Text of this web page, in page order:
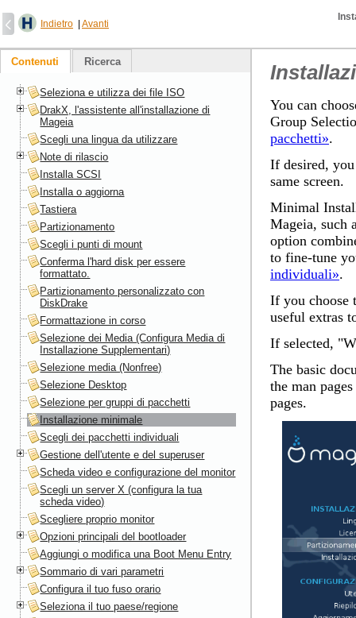
Indietro Avanti
You can
Group
pacchetti».
If desired,
same screen.
Minimal
Mageia, such
option
to fine-tune
individuali».
If you choose
useful extras
If selected,
The basic
the man
pages.
Contenuti Ricerca
Seleziona e utilizza dei file ISO
DrakX, l'assistente all'installazione di
Mageia
Scegli una lingua da utilizzare
Note di rilascio
Installa SCSI
Installa o aggiorna
Tastiera
Partizionamento
Scegli i punti di mount
Conferma l'hard disk per essere
formattato.
Partizionamento personalizzato con
DiskDrake
Formattazione in corso
Selezione dei Media (Configura Media di
Installazione Supplementari)
Selezione media (Nonfree)
Selezione Desktop
Selezione per gruppi di pacchetti
Installazione minimale
Scegli dei pacchetti individuali
Gestione dell'utente e del superuser
Scheda video e configurazione del monitor
Scegli un server X (configura la tua
scheda video)
Scegliere proprio monitor
Opzioni principali del bootloader
Aggiungi o modifica una Boot Menu Entry
Sommario di vari parametri
Configura il tuo fuso orario
Seleziona il tuo paese/regione